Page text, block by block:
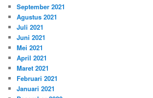
September 2021
Agustus 2021
Juli 2021
Juni 2021
Mei 2021
April 2021
Maret 2021
Februari 2021
Januari 2021